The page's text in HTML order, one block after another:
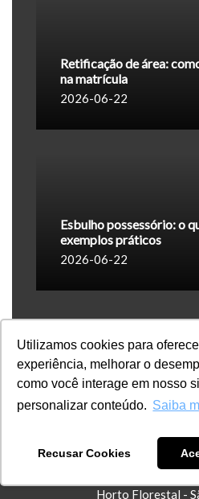
Utilizamos cookies para
experiência, melhorar o
como você interage em nosso
personalizar conteúdo. Saiba
Recusar Cookies
Retificação de área:
na matrícula
2026-06-22
Esbulho possessório: o
exemplos práticos
2026-06-22
Rua Mamud Rahd,
Horto Florestal -